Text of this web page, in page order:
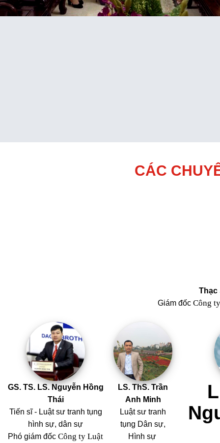
CÁC
Thạc
Giám đốc Công
GS. TS. LS. Nguyễn Hồng
Thái
Tiến sĩ - Luật sư tranh tụng
hình sự, dân sự
Phó giám đốc Công ty Luật
LS. ThS. Trần
Anh Minh
Luật sư tranh
tụng Dân sự,
Hình sự